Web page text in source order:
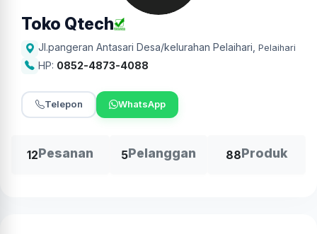
Toko Qtech
Jl.pangeran Antasari Desa/kelurahan Pelaihari Pelaihari
HP: 0852-4873-4088
Telepon WhatsApp
12Pesanan 5Pelanggan 88Produk